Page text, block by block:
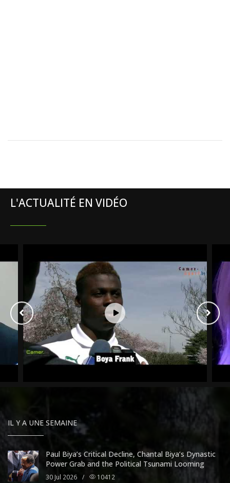
L'ACTUALITÉ EN VIDÉO
IL Y A UNE SEMAINE
Paul Biya’s Critical Decline, Chantal Biya’s Dynastic
Power Grab and the Political Tsunami Looming
30 Jul 2026 / 10412